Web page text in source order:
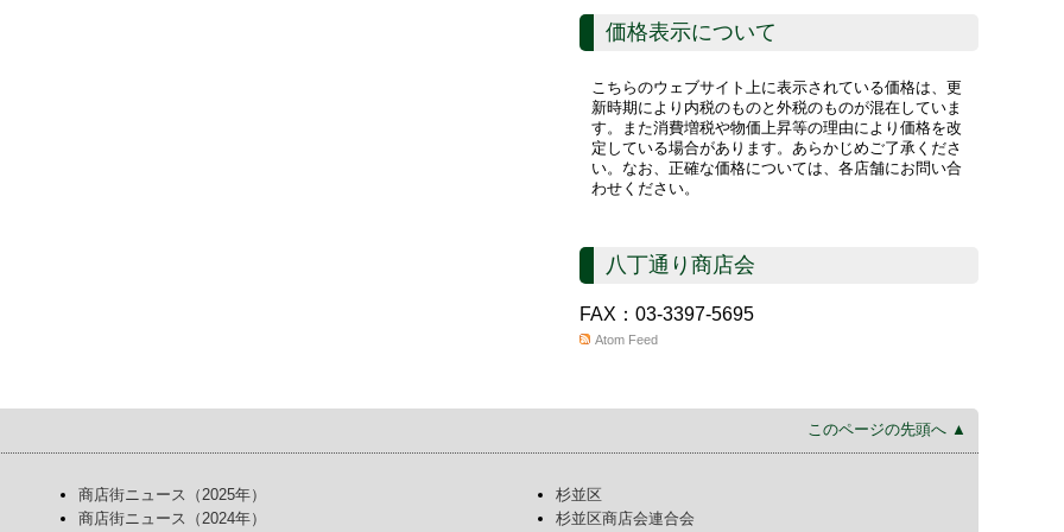
価格表示について
こちらのウェブサイト上に表示されている価格は、更
新時期により内税のものと外税のものが混在していま
す。また消費増税や物価上昇等の理由により価格を改
定している場合があります。あらかじめご了承くださ
い。なお、正確な価格については、各店舗にお問い合
わせください。
八丁通り商店会
FAX：03-3397-5695
Atom Feed
このページの先頭へ ▲
商店街ニュース（2025年）
商店街ニュース（2024年）
杉並区
杉並区商店会連合会